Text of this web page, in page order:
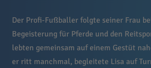
Der Profi-Fußballer folgte seiner Frau
Begeisterung für Pferde und den
lebten gemeinsam auf einem Gestüt
er ritt manchmal, begleitete Lisa auf